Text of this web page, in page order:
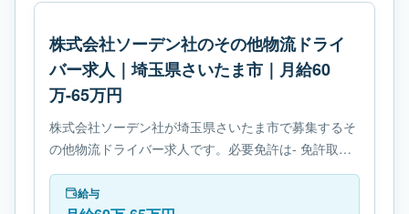
株式会社ソーデン社のその他物流ドライ
バー求人｜埼玉県さいたま市｜月給60
万-65万円
株式会社ソーデン社が埼玉県さいたま市で募集するそ
の他物流ドライバー求人です。必要免許は- 免許取得
制度ありです。
給与